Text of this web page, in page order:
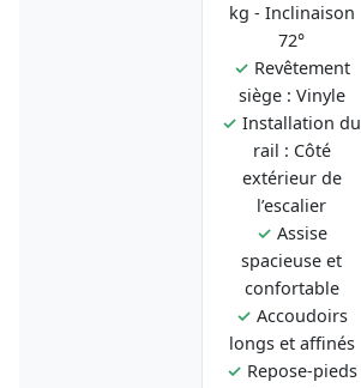
kg - Inclinaison
72°
✓ Revêtement
siège : Vinyle
✓ Installation du
rail : Côté
extérieur de
l’escalier
✓ Assise
spacieuse et
confortable
✓ Accoudoirs
longs et affinés
✓ Repose-pieds